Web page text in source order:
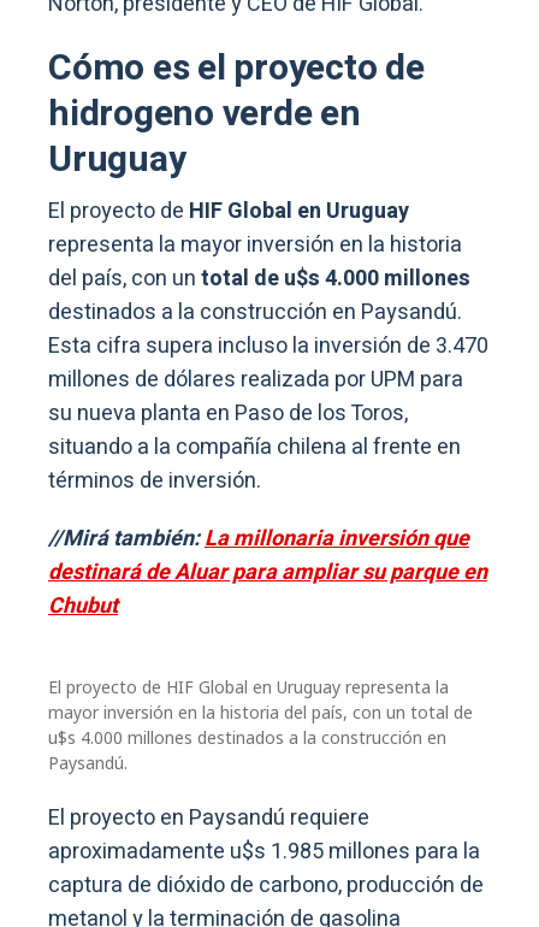
Cómo es el proyecto de
hidrogeno verde en
Uruguay
El proyecto de HIF Global en Uruguay
representa la mayor inversión en la historia
del país, con untotal de u$s 4.000 millones
destinados a la construcción en Paysandú.
Esta cifra supera incluso la inversión de 3.470
millones de dólares realizada por UPM para
su nueva planta en Paso de los Toros,
situando a la compañía chilena al frente en
términos de inversión.
//Mirá también:La millonaria inversión que
destinará de Aluar para ampliar su parque en
Chubut
El proyecto de HIF Global en Uruguay representa la
mayor inversión en la historia del país, con un total de
u$s 4.000 millones destinados a la construcción en
Paysandú.
El proyecto en Paysandú requiere
aproximadamente u$s 1.985 millones para la
captura de dióxido de carbono, producción de
metanol y la terminación de gasolina